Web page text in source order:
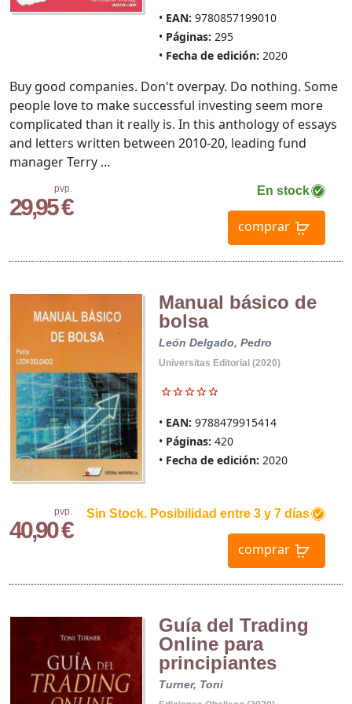
EAN: 9780857199010
Páginas: 295
Fecha de edición: 2020
pvp.
29,95 €
En stock
comprar
Buy good companies. Don't overpay. Do nothing. Some
people love to make successful investing seem more
complicated than it really is. In this anthology of essays
and letters written between 2010-20, leading fund
manager Terry ...
Manual básico de
bolsa
León Delgado, Pedro
Universitas Editorial (2020)
EAN: 9788479915414
Páginas: 420
Fecha de edición: 2020
pvp.
40,90 €
Sin Stock. Posibilidad entre 3 y 7 días
comprar
Guía del Trading
Online para
principiantes
Turner, Toni